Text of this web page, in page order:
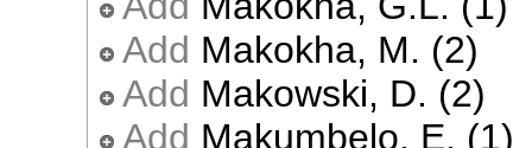
Add Makokha, M. (2)
Add Makowski, D. (2)
Add Makumbelo, E. (1)